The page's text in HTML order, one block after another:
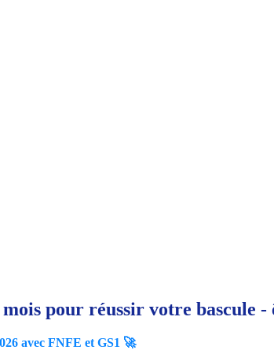
pour réussir votre bascule -
avec FNFE et GS1 🚀